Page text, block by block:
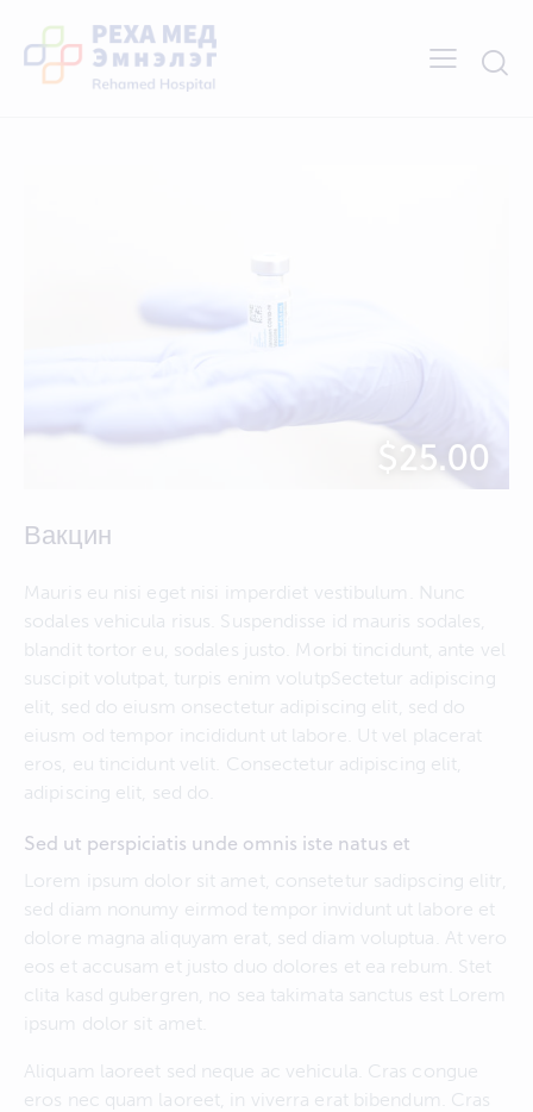
$25.00
Вакцин
Mauris eu nisi eget nisi imperdiet vestibulum. Nunc
sodales vehicula risus. Suspendisse id mauris sodales,
blandit tortor eu, sodales justo. Morbi tincidunt, ante vel
suscipit volutpat, turpis enim volutpSectetur adipiscing
elit, sed do eiusm onsectetur adipiscing elit, sed do
eiusm od tempor incididunt ut labore. Ut vel placerat
eros, eu tincidunt velit. Consectetur adipiscing elit,
adipiscing elit, sed do.
Sed ut perspiciatis unde omnis iste natus et
Lorem ipsum dolor sit amet, consetetur sadipscing elitr,
sed diam nonumy eirmod tempor invidunt ut labore et
dolore magna aliquyam erat, sed diam voluptua. At vero
eos et accusam et justo duo dolores et ea rebum. Stet
clita kasd gubergren, no sea takimata sanctus est Lorem
ipsum dolor sit amet.
Aliquam laoreet sed neque ac vehicula. Cras congue
eros nec quam laoreet, in viverra erat bibendum. Cras